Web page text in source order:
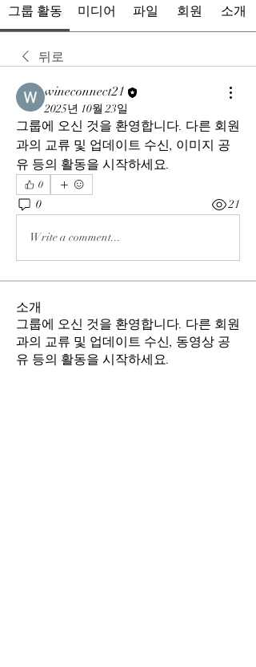
그룹 활동 미디어 파일 회원 소개
뒤로
wineconnect21
2025년 10월 23일
그룹에 오신 것을 환영합니다. 다른 회원
과의 교류 및 업데이트 수신, 이미지 공
유 등의 활동을 시작하세요.
0
0 21
Write a comment...
소개
그룹에 오신 것을 환영합니다. 다른 회원
과의 교류 및 업데이트 수신, 동영상 공
유 등의 활동을 시작하세요.